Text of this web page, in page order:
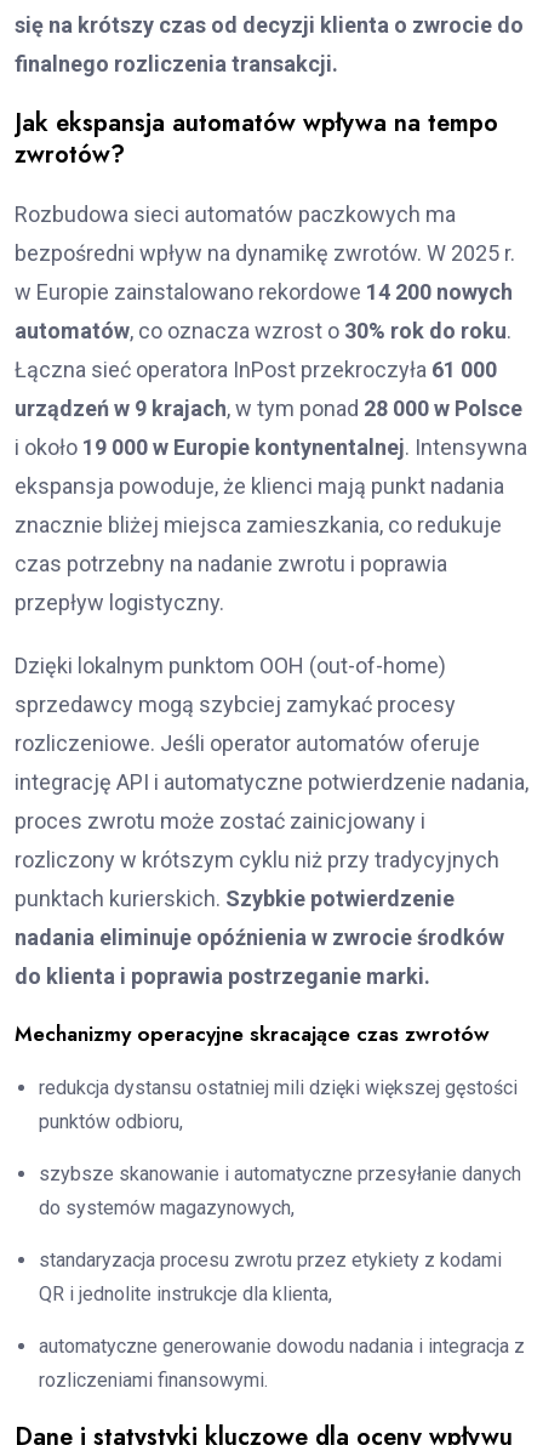
się na krótszy czas od decyzji klienta o zwrocie do
finalnego rozliczenia transakcji.
Jak ekspansja automatów wpływa na tempo
zwrotów?
Rozbudowa sieci automatów paczkowych ma
bezpośredni wpływ na dynamikę zwrotów. W 2025 r.
w Europie zainstalowano rekordowe 14 200 nowych
automatów, co oznacza wzrost o 30% rok do roku.
Łączna sieć operatora InPost przekroczyła 61 000
urządzeń w 9 krajach, w tym ponad 28 000 w Polsce
i około 19 000 w Europie kontynentalnej. Intensywna
ekspansja powoduje, że klienci mają punkt nadania
znacznie bliżej miejsca zamieszkania, co redukuje
czas potrzebny na nadanie zwrotu i poprawia
przepływ logistyczny.
Dzięki lokalnym punktom OOH (out-of-home)
sprzedawcy mogą szybciej zamykać procesy
rozliczeniowe. Jeśli operator automatów oferuje
integrację API i automatyczne potwierdzenie nadania,
proces zwrotu może zostać zainicjowany i
rozliczony w krótszym cyklu niż przy tradycyjnych
punktach kurierskich. Szybkie potwierdzenie
nadania eliminuje opóźnienia w zwrocie środków
do klienta i poprawia postrzeganie marki.
Mechanizmy operacyjne skracające czas zwrotów
redukcja dystansu ostatniej mili dzięki większej gęstości
punktów odbioru,
szybsze skanowanie i automatyczne przesyłanie danych
do systemów magazynowych,
standaryzacja procesu zwrotu przez etykiety z kodami
QR i jednolite instrukcje dla klienta,
automatyczne generowanie dowodu nadania i integracja z
rozliczeniami finansowymi.
Dane i statystyki kluczowe dla oceny wpływu